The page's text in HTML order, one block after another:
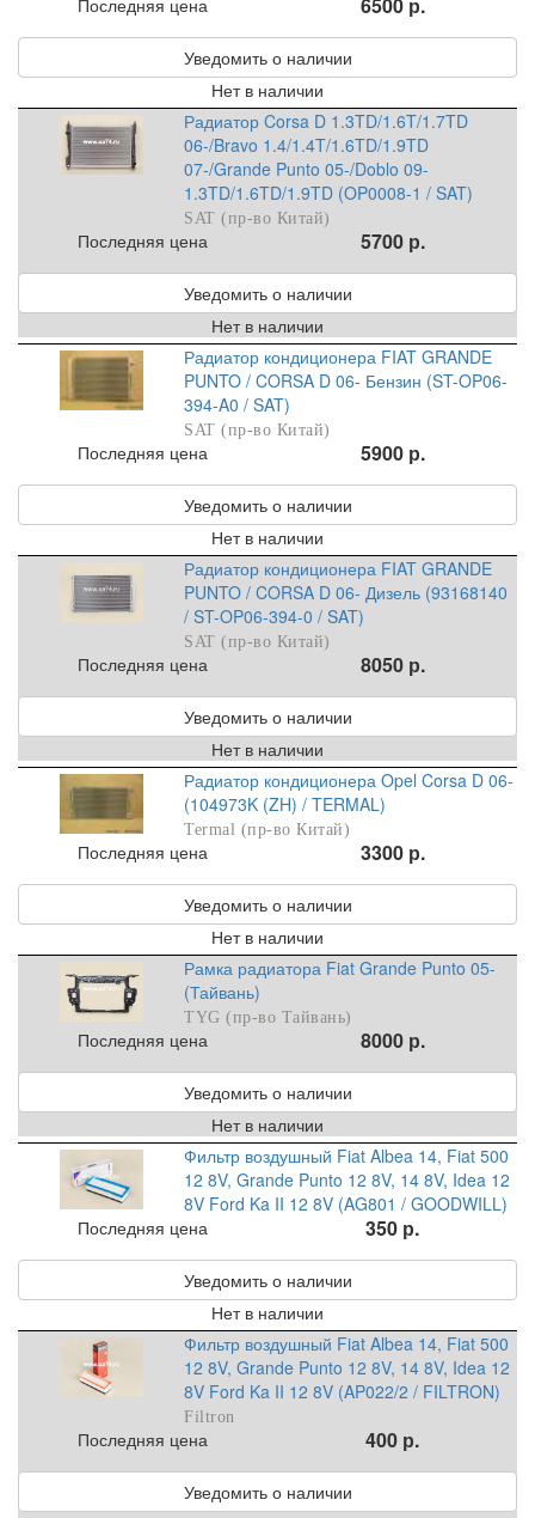
Уведомить о наличии
Нет в наличии
Радиатор Corsa D 1.3TD/1.6T/1.7TD
06-/Bravo 1.4/1.4T/1.6TD/1.9TD
07-/Grande Punto 05-/Doblo 09-
1.3TD/1.6TD/1.9TD (OP0008-1 / SAT)
SAT (пр-во Китай)
Последняя цена 5700 р.
Уведомить о наличии
Нет в наличии
Радиатор кондиционера FIAT GRANDE
PUNTO / CORSA D 06- Бензин (ST-OP06-
394-A0 / SAT)
SAT (пр-во Китай)
Последняя цена 5900 р.
Уведомить о наличии
Нет в наличии
Радиатор кондиционера FIAT GRANDE
PUNTO / CORSA D 06- Дизель (93168140
/ ST-OP06-394-0 / SAT)
SAT (пр-во Китай)
Последняя цена 8050 р.
Уведомить о наличии
Нет в наличии
Радиатор кондиционера Opel Corsa D 06-
(104973K (ZH) / TERMAL)
Termal (пр-во Китай)
Последняя цена 3300 р.
Уведомить о наличии
Нет в наличии
Рамка радиатора Fiat Grande Punto 05-
(Тайвань)
TYG (пр-во Тайвань)
Последняя цена 8000 р.
Уведомить о наличии
Нет в наличии
Фильтр воздушный Fiat Albea 14, Fiat 500
12 8V, Grande Punto 12 8V, 14 8V, Idea 12
8V Ford Ka II 12 8V (AG801 / GOODWILL)
Последняя цена
350 р.
Уведомить о наличии
Нет в наличии
Фильтр воздушный Fiat Albea 14, Fiat 500
12 8V, Grande Punto 12 8V, 14 8V, Idea 12
8V Ford Ka II 12 8V (AP022/2 / FILTRON)
Filtron
Последняя цена 400 р.
Уведомить о наличии